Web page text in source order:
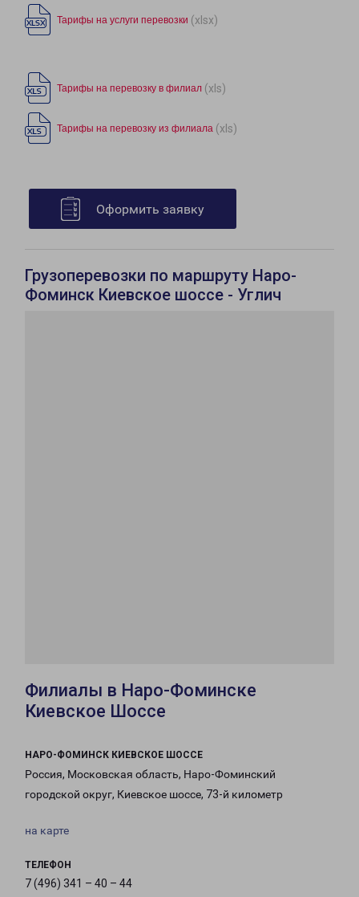
Тарифы на услуги перевозки (xlsx)
Тарифы на перевозку в филиал (xls)
Тарифы на перевозку из филиала (xls)
Оформить заявку
Грузоперевозки по маршруту Наро-
Фоминск Киевское шоссе - Углич
Филиалы в Наро-Фоминске
Киевское Шоссе
НАРО-ФОМИНСК КИЕВСКОЕ ШОССЕ
Россия, Московская область, Наро-Фоминский
городской округ, Киевское шоссе, 73-й километр
на карте
ТЕЛЕФОН
7 (496) 341 – 40 – 44